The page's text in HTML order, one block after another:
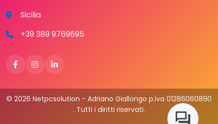
Sicilia
+39 389 9769695
© 2026 Netpcsolution - Adriano Giallongo p.iva 01286060890
. Tutti i diritti riservati.